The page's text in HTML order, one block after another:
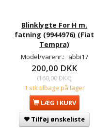
Blinklygte For H m.
fatning (9944976) (Fiat
Tempra)
Model/varenr.: abbi17
200,00 DKK
(160,00 DKK)
1 stk tilbage på lager
LÆG I KURV
Tilføj ønskeliste